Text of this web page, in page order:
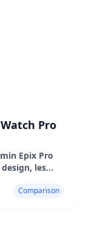
Pro
Epix Pro
les
Comparison